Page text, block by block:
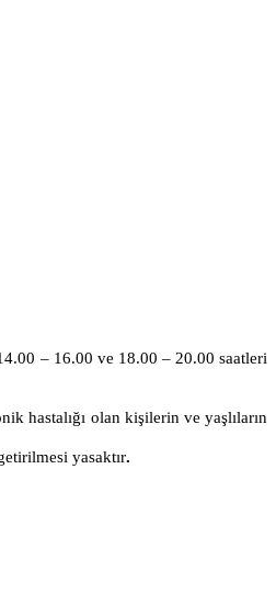
– 16.00 ve 18.00 – 20.00 saatleri
hastalığı olan kişilerin ve yaşlıların
yasaktır.